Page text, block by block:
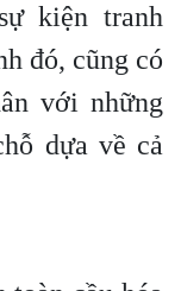
kiện tranh
đó, cũng có
với những
dựa về cả